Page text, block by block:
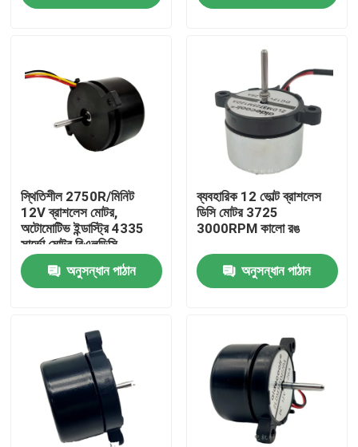
আমাদের সম্পর্কে
কারখানা ভ্রমণ
মান নিয়ন্ত্রণ
আমাদের সাথে যোগাযোগ করুন
উদ্ধৃতির জন্য আবেদন
কুলিং ব্লোয়ার ফ্যান
ডিসি অক্ষীয় কুলিং ফ্যান
বন্ধনী কুলিং ফ্যান
স্থিতিশীল 2750R/মিনিট
12V ব্রাশলেস মোটর,
অটোমোটিভ ইন্ডাস্ট্রি 4335
সার্ভো মোটর বিএলডিসি
অনুসন্ধান পাঠান
ব্যবহারিক 12 ভোল্ট ব্রাশলেস
ডিসি মোটর 3725
3000RPM কালো রঙ
অনুসন্ধান পাঠান